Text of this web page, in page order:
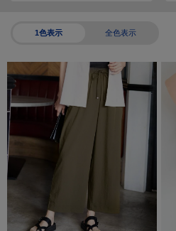
1色表示 全色表示